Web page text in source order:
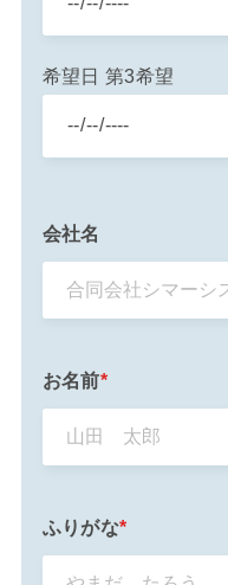
希望日 第3希望
会社名
お名前*
ふりがな*